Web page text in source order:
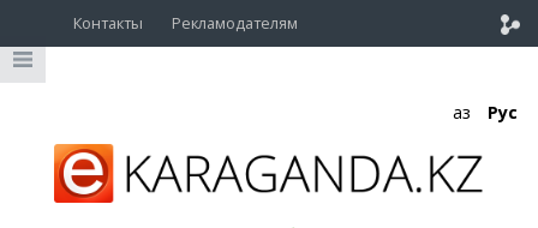
Контакты Рекламодателям
Қаз Рус